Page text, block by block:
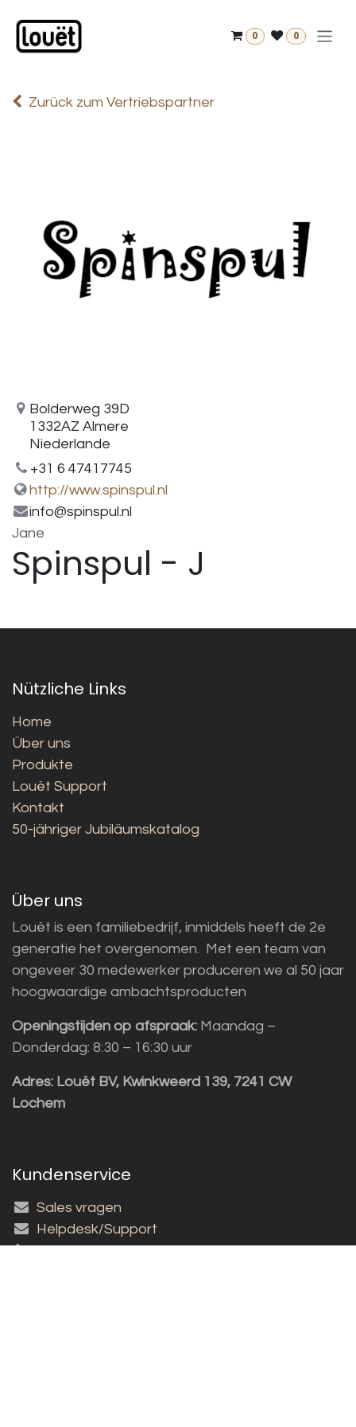
0 0
Zurück zum Vertriebspartner
Bolderweg 39D
1332AZ Almere
Niederlande
+31 6 47417745
http://www.spinspul.nl
info@spinspul.nl
Jane
Spinspul - J
Nützliche Links
Home
Über uns
Produkte
Louët Support
Kontakt
50-jähriger Jubiläumskatalog
Über uns
Louët is een familiebedrijf, inmiddels heeft de 2e
generatie het overgenomen. Met een team van
ongeveer 30 medewerker produceren we al 50 jaar
hoogwaardige ambachtsproducten
Openingstijden op afspraak: Maandag –
Donderdag: 8:30 – 16:30 uur
Adres: Louët BV, Kwinkweerd 139, 7241 CW
Lochem
Kundenservice
Sales vragen
Helpdesk/Support
+31 (0)573 252229